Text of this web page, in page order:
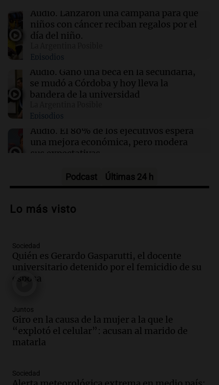
14:28 Política y Economía
El 80% de los ejecutivos espera una mejora
económica, pero modera sus expectativas
14:26 La Argentina Posible
Ganó una beca en la secundaria, se mudó a
Córdoba y hoy lleva la bandera de la
universidad
14:23 Mundo
Brasil y BID sellan acuerdo de 1.000 millones
para enfrentar el crimen organizado
Audio. Lanzaron una campaña para que
niños con cáncer reciban regalos por el
día del niño.
Episodios
Audio. Ganó una beca en la secundaria,
se mudó a Córdoba y hoy lleva la
bandera de la universidad
Episodios
Audio. El 80% de los ejecutivos espera
una mejora económica, pero modera
sus expectativas
Audio.Walter Mazzanti en Cadena 3
primeros ocho"
Audio.
con nuevas declaraciones de testigos
sobre el accidente
Panorama Federal
Audio.
El viento complica el combate
del incendio forestal en Villa Yacanto
Ahora país
Episodios
la mujer quemada en la E-53: por qué
Podcast Últimas 24 h
Lo más visto
Sociedad
Quién es Gerardo Gasparutti, el docente
universitario detenido por el femicidio de su
esposa
Juntos
Giro en la causa de la mujer a la que le
“explotó el celular”: acusan al marido de
matarla
Sociedad